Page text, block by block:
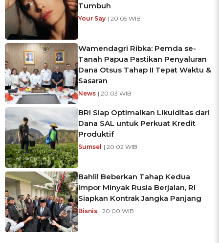
Tumbuh
Your Say | 20:05 WIB
Wamendagri Ribka: Pemda se-
Tanah Papua Pastikan Penyaluran
Dana Otsus Tahap II Tepat Waktu &
Sasaran
News | 20:03 WIB
BRI Siap Optimalkan Likuiditas dari
Dana SAL untuk Perkuat Kredit
Produktif
Sumsel | 20:02 WIB
Bahlil Beberkan Tahap Kedua
Impor Minyak Rusia Berjalan, RI
Siapkan Kontrak Jangka Panjang
Bisnis | 20:00 WIB